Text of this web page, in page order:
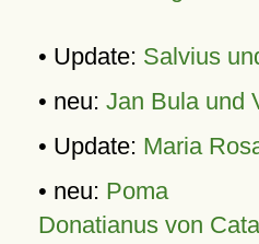
• Update: Salvius
• neu: Jan Bula und
• Update: Maria
• neu: Poma
Donatianus von